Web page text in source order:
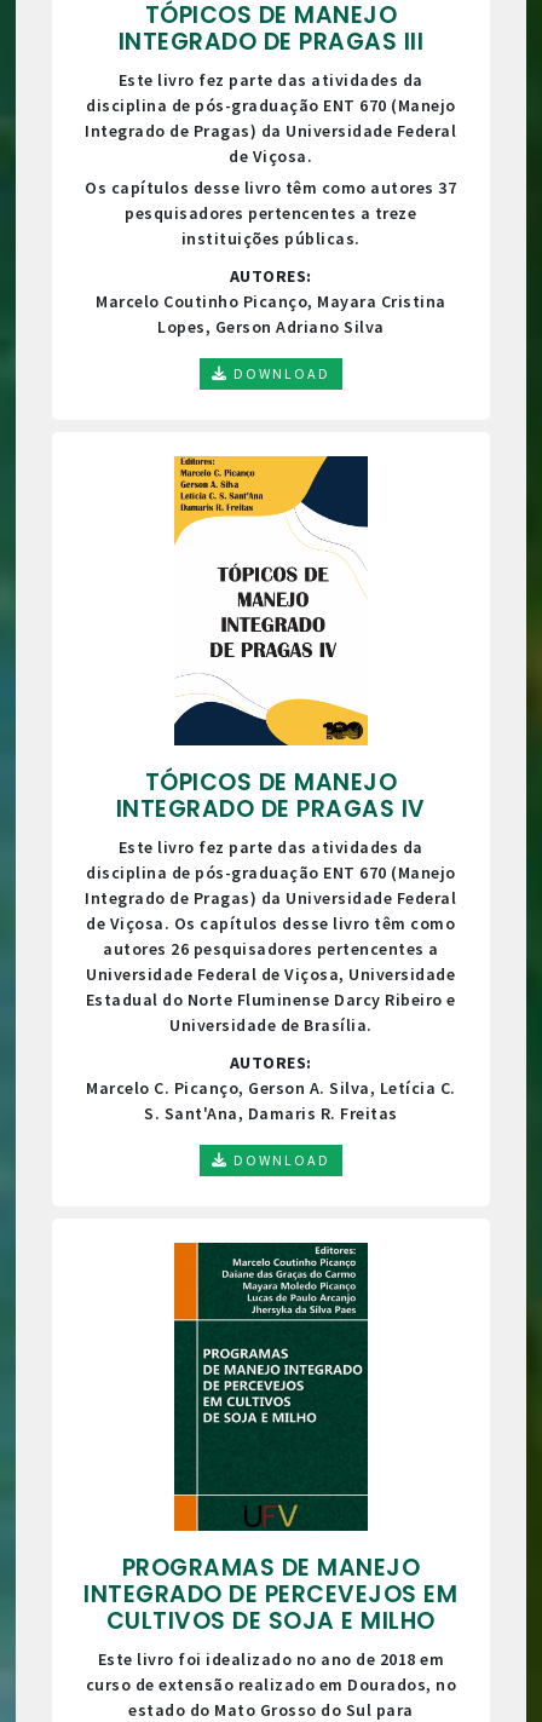
TÓPICOS DE MANEJO
INTEGRADO DE PRAGAS III
Este livro fez parte das atividades da
disciplina de pós-graduação ENT 670 (Manejo
Integrado de Pragas) da Universidade Federal
de Viçosa.
Os capítulos desse livro têm como autores 37
pesquisadores pertencentes a treze
instituições públicas.
AUTORES:
Marcelo Coutinho Picanço, Mayara Cristina
Lopes, Gerson Adriano Silva
DOWNLOAD
TÓPICOS DE MANEJO
INTEGRADO DE PRAGAS IV
Este livro fez parte das atividades da
disciplina de pós-graduação ENT 670 (Manejo
Integrado de Pragas) da Universidade Federal
de Viçosa. Os capítulos desse livro têm como
autores 26 pesquisadores pertencentes a
Universidade Federal de Viçosa, Universidade
Estadual do Norte Fluminense Darcy Ribeiro e
Universidade de Brasília.
AUTORES:
Marcelo C. Picanço, Gerson A. Silva, Letícia C.
S. Sant'Ana, Damaris R. Freitas
DOWNLOAD
PROGRAMAS DE MANEJO
INTEGRADO DE PERCEVEJOS EM
CULTIVOS DE SOJA E MILHO
Este livro foi idealizado no ano de 2018 em
curso de extensão realizado em Dourados, no
estado do Mato Grosso do Sul para